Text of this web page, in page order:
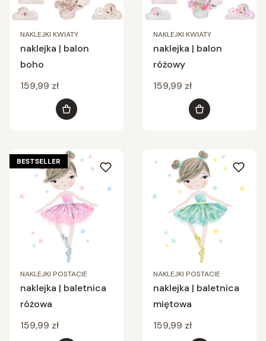
NAKLEJKI KWIATY
naklejka | balon
boho
Cena
159,99 zł
Do koszyka
NAKLEJKI KWIATY
naklejka | balon
różowy
Cena
159,99 zł
Do koszyka
BESTSELLER
NAKLEJKI POSTACIE
naklejka | baletnica
różowa
Cena
159,99 zł
NAKLEJKI POSTACIE
naklejka | baletnica
miętowa
Cena
159,99 zł